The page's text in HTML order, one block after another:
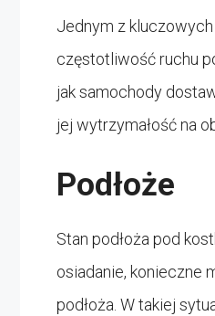
Jednym z
częstotliwość ruchu
jak samochody
jej wytrzymałość na
Podłoże
Stan podłoża pod
osiadanie, konieczne
podłoża. W takiej